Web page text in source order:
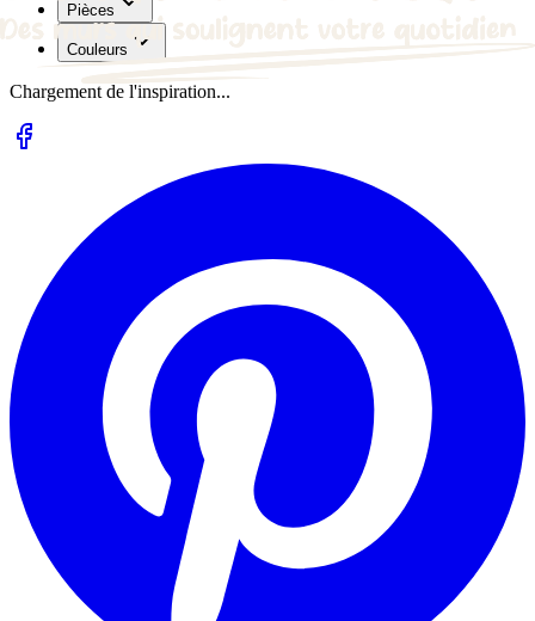
Pièces
Couleurs
Chargement de l'inspiration...